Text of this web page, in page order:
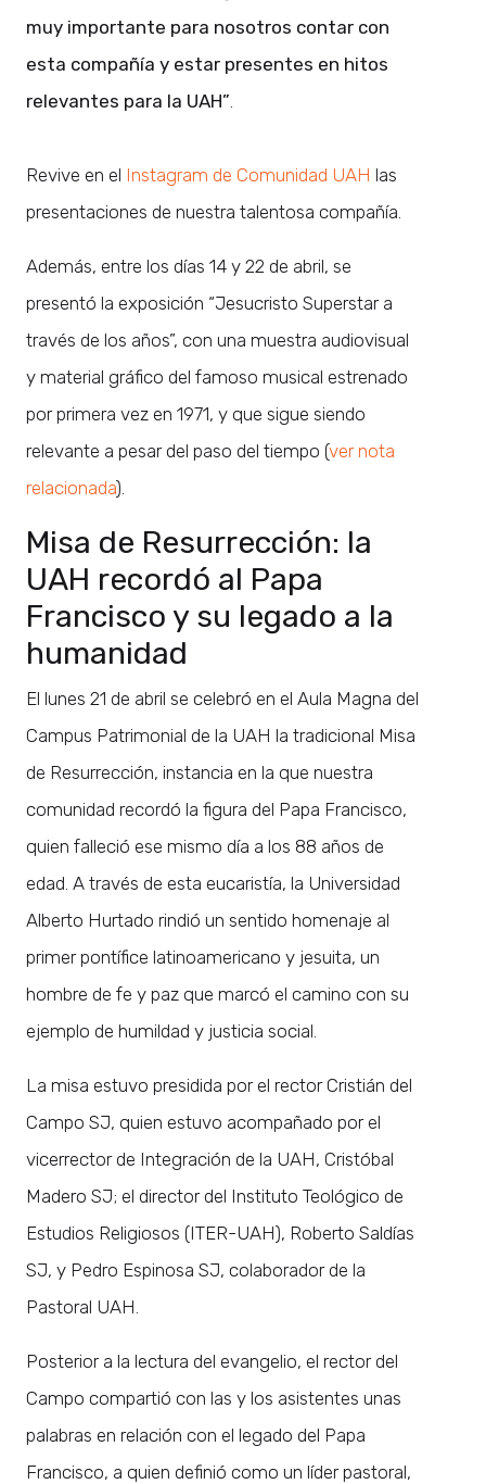
muy importante para nosotros contar con
esta compañía y estar presentes en hitos
relevantes para la UAH”
Revive en el Instagram de Comunidad UAH las
presentaciones de nuestra talentosa compañía.
Además, entre los días 14 y 22 de abril, se
presentó la exposición “Jesucristo Superstar a
través de los años”, con una muestra audiovisual
y material gráfico del famoso musical estrenado
por primera vez en 1971, y que sigue siendo
relevante a pesar del paso del tiempo (ver nota
relacionada).
Misa de Resurrección: la
UAH recordó al Papa
Francisco y su legado a la
humanidad
El lunes 21 de abril se celebró en el Aula Magna del
Campus Patrimonial de la UAH la tradicional Misa
de Resurrección, instancia en la que nuestra
comunidad recordó la figura del Papa Francisco,
quien falleció ese mismo día a los 88 años de
edad. A través de esta eucaristía, la Universidad
Alberto Hurtado rindió un sentido homenaje al
primer pontífice latinoamericano y jesuita, un
hombre de fe y paz que marcó el camino con su
ejemplo de humildad y justicia social.
La misa estuvo presidida por el rector Cristián del
Campo SJ, quien estuvo acompañado por el
vicerrector de Integración de la UAH, Cristóbal
Madero SJ; el director del Instituto Teológico de
Estudios Religiosos (ITER-UAH), Roberto Saldías
SJ, y Pedro Espinosa SJ, colaborador de la
Pastoral UAH.
Posterior a la lectura del evangelio, el rector del
Campo compartió con las y los asistentes unas
palabras en relación con el legado del Papa
Francisco, a quien definió como un líder pastoral,